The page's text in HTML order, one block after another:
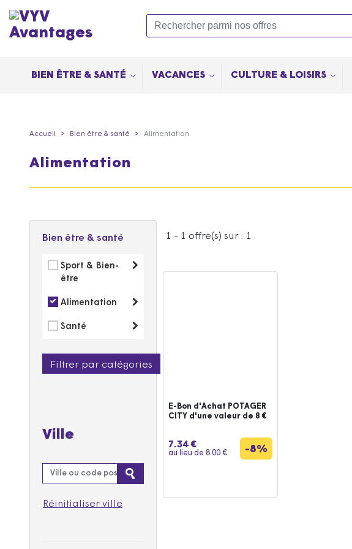
BIEN ÊTRE & SANTÉ VACANCES CULTURE & LOISIRS
Accueil Bien être & santé Alimentation
Alimentation
Bien être & santé
Sport & Bien-
être
Alimentation
Santé
Filtrer par catégories
Ville
Réinitialiser ville
1 - 1 offre(s) sur : 1
E-Bon d'Achat POTAGER
CITY d'une valeur de 8 €
7.34 €
au lieu de 8.00 € -8%